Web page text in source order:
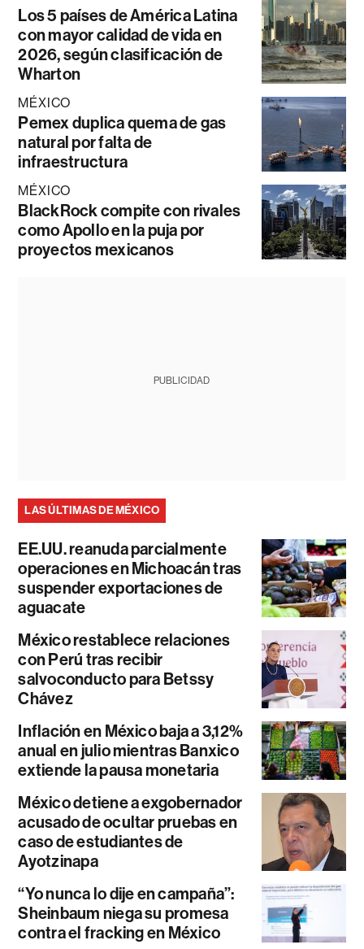
Los 5 países de América Latina
con mayor calidad de vida en
2026, según clasificación de
Wharton
MÉXICO
Pemex duplica quema de gas
natural por falta de
infraestructura
MÉXICO
BlackRock compite con rivales
como Apollo en la puja por
proyectos mexicanos
PUBLICIDAD
LAS ÚLTIMAS DE MÉXICO
EE.UU. reanuda parcialmente
operaciones en Michoacán tras
suspender exportaciones de
aguacate
México restablece relaciones
con Perú tras recibir
salvoconducto para Betssy
Chávez
Inflación en México baja a 3,12%
anual en julio mientras Banxico
extiende la pausa monetaria
México detiene a exgobernador
acusado de ocultar pruebas en
caso de estudiantes de
Ayotzinapa
“Yo nunca lo dije en campaña”:
Sheinbaum niega su promesa
contra el fracking en México